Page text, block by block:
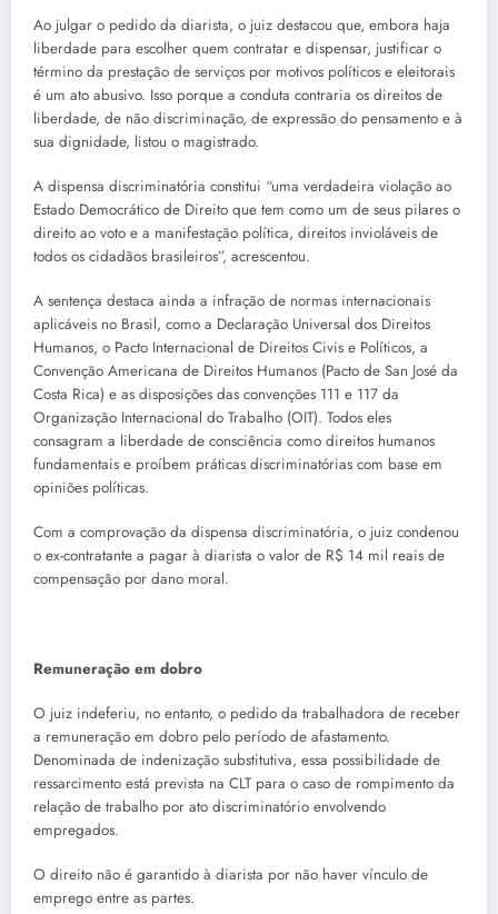
Ao julgar o pedido da diarista, o juiz destacou que, embora haja
liberdade para escolher quem contratar e dispensar, justificar o
término da prestação de serviços por motivos políticos e eleitorais
é um ato abusivo. Isso porque a conduta contraria os direitos de
liberdade, de não discriminação, de expressão do pensamento e à
sua dignidade, listou o magistrado.
A dispensa discriminatória constitui “uma verdadeira violação ao
Estado Democrático de Direito que tem como um de seus pilares o
direito ao voto e a manifestação política, direitos invioláveis de
todos os cidadãos brasileiros”, acrescentou.
A sentença destaca ainda a infração de normas internacionais
aplicáveis no Brasil, como a Declaração Universal dos Direitos
Humanos, o Pacto Internacional de Direitos Civis e Políticos, a
Convenção Americana de Direitos Humanos (Pacto de San José da
Costa Rica) e as disposições das convenções 111 e 117 da
Organização Internacional do Trabalho (OIT). Todos eles
consagram a liberdade de consciência como direitos humanos
fundamentais e proíbem práticas discriminatórias com base em
opiniões políticas.
Com a comprovação da dispensa discriminatória, o juiz condenou
o ex-contratante a pagar à diarista o valor de R$ 14 mil reais de
compensação por dano moral.
Remuneração em dobro
O juiz indeferiu, no entanto, o pedido da trabalhadora de receber
a remuneração em dobro pelo período de afastamento.
Denominada de indenização substitutiva, essa possibilidade de
ressarcimento está prevista na CLT para o caso de rompimento da
relação de trabalho por ato discriminatório envolvendo
empregados.
O direito não é garantido à diarista por não haver vínculo de
emprego entre as partes.